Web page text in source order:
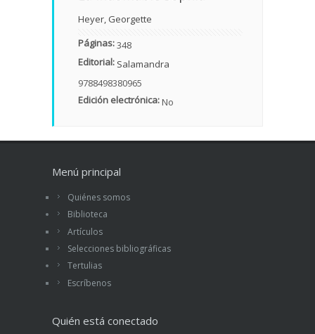
Heyer, Georgette
Páginas:348
Editorial: Salamandra
9788498380965
Edición electrónica:No
Menú principal
Quiénes somos
Biblioteca
Artículos
Selecciones bibliográficas
Tertulias
Escríbenos
Quién está conectado